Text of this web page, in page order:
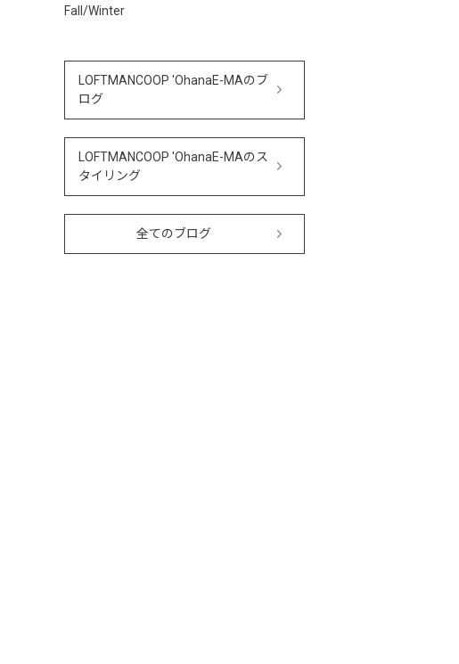
Fall/Winter
LOFTMANCOOP 'OhanaE-MAのブ
ログ
LOFTMANCOOP 'OhanaE-MAのス
タイリング
全てのブログ